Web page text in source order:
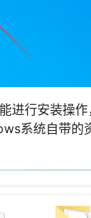
进行安装操作
系统自带的